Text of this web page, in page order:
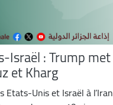
Israël : Trump met
et Kharg
Etats-Unis et Israël à l’Iran